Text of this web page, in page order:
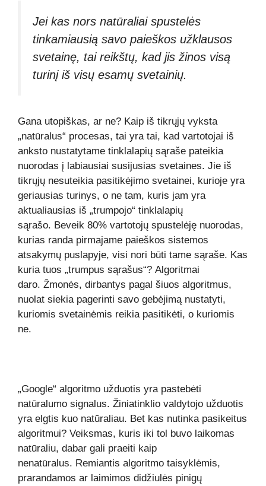
Jei kas nors natūraliai spustelės
tinkamiausią savo paieškos užklausos
svetainę, tai reikštų, kad jis žinos visą
turinį iš visų esamų svetainių.
Gana utopiškas, ar ne? Kaip iš tikrųjų vyksta
„natūralus“ procesas, tai yra tai, kad vartotojai iš
anksto nustatytame tinklalapių sąraše pateikia
nuorodas į labiausiai susijusias svetaines. Jie iš
tikrųjų nesuteikia pasitikėjimo svetainei, kurioje yra
geriausias turinys, o ne tam, kuris jam yra
aktualiausias iš „trumpojo“ tinklalapių
sąrašo. Beveik 80% vartotojų spustelėję nuorodas,
kurias randa pirmajame paieškos sistemos
atsakymų puslapyje, visi nori būti tame sąraše. Kas
kuria tuos „trumpus sąrašus“? Algoritmai
daro. Žmonės, dirbantys pagal šiuos algoritmus,
nuolat siekia pagerinti savo gebėjimą nustatyti,
kuriomis svetainėmis reikia pasitikėti, o kuriomis
ne.
„Google“ algoritmo užduotis yra pastebėti
natūralumo signalus. Žiniatinklio valdytojo užduotis
yra elgtis kuo natūraliau. Bet kas nutinka pasikeitus
algoritmui? Veiksmas, kuris iki tol buvo laikomas
natūraliu, dabar gali praeiti kaip
nenatūralus. Remiantis algoritmo taisyklėmis,
prarandamos ar laimimos didžiulės pinigų